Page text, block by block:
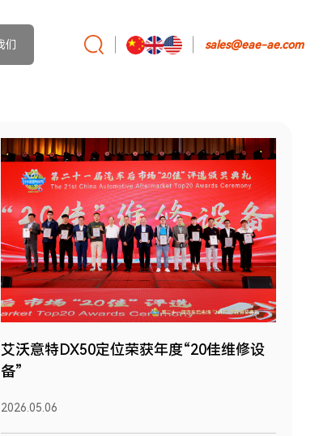
们 sales@eae-ae.com
艾沃意特DX50定位荣获年度“20佳维修设
备”
2026.05.06